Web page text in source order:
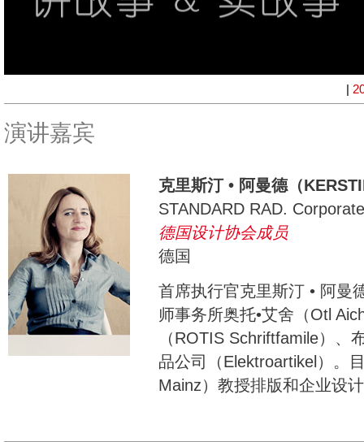
|
演讲嘉宾
克里斯汀 • 阿曼德（
STANDARD RAD.
德国设计协会成员
德国
首席执行官克里斯汀 • 阿曼
师事务所奥托•艾舍（Otl
（ROTIS Schriftfamile）、
品公司（Elektroartikel）。
Mainz）教授排版和企业设